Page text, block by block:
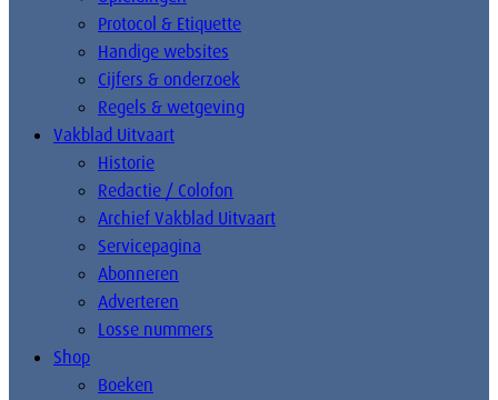
Protocol & Etiquette
Handige websites
Cijfers & onderzoek
Regels & wetgeving
Vakblad Uitvaart
Historie
Redactie / Colofon
Archief Vakblad Uitvaart
Servicepagina
Abonneren
Adverteren
Losse nummers
Shop
Boeken